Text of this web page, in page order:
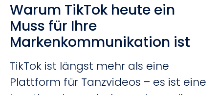
Warum TikTok heute ein
Muss für Ihre
Markenkommunikation ist
TikTok ist längst mehr als eine
Plattform für Tanzvideos – es ist eine